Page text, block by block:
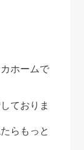
ホームで
ておりま
らもっと